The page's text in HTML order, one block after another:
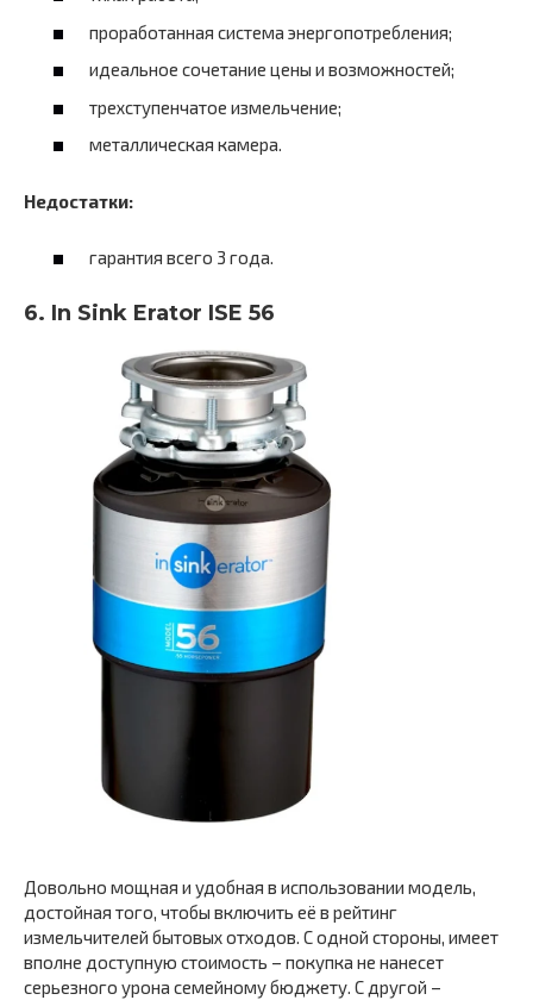
проработанная система энергопотребления;
идеальное сочетание цены и возможностей;
трехступенчатое измельчение;
металлическая камера.
Недостатки:
гарантия всего 3 года.
6. In Sink Erator ISE 56
Довольно мощная и удобная в использовании модель,
достойная того, чтобы включить её в рейтинг
измельчителей бытовых отходов. С одной стороны, имеет
вполне доступную стоимость – покупка не нанесет
серьезного урона семейному бюджету. С другой –